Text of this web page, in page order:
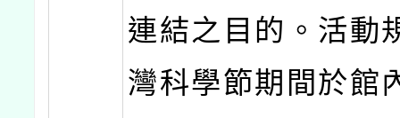
連結之目的。活動
灣科學節期間於館